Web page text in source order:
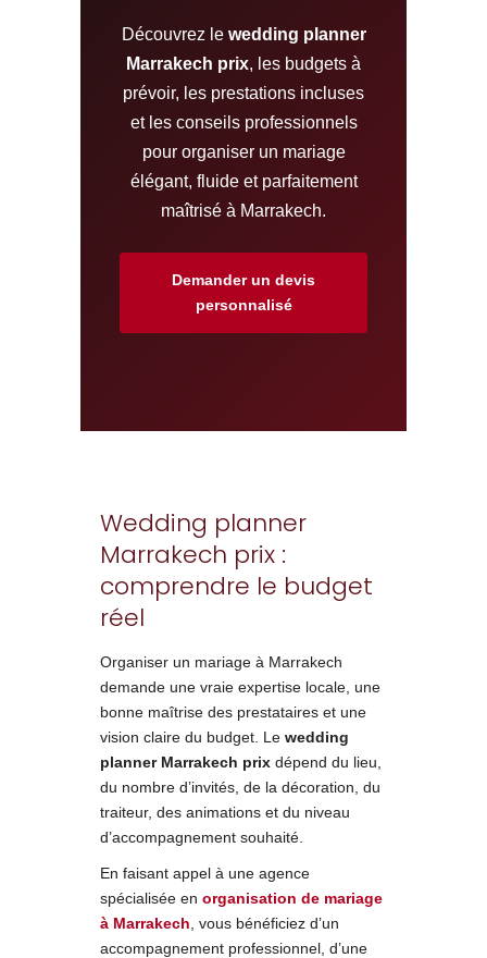
Découvrez le wedding planner
Marrakech prix, les budgets à
prévoir, les prestations incluses
et les conseils professionnels
pour organiser un mariage
élégant, fluide et parfaitement
maîtrisé à Marrakech.
Demander un devis
personnalisé
Wedding planner
Marrakech prix :
comprendre le budget
réel
Organiser un mariage à Marrakech
demande une vraie expertise locale, une
bonne maîtrise des prestataires et une
vision claire du budget. Le wedding
planner Marrakech prix dépend du lieu,
du nombre d’invités, de la décoration, du
traiteur, des animations et du niveau
d’accompagnement souhaité.
En faisant appel à une agence
spécialisée en organisation de mariage
à Marrakech , vous bénéficiez d’un
accompagnement professionnel, d’une